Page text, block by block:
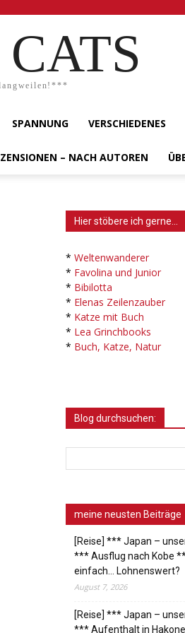
SPANNUNG VERSCHIEDENES
– NACH AUTOREN
Hier stöbere ich gerne…
* Weltenwanderer
* Favolina und Junior
* Bibilotta
* Elenas Zeilenzauber
* Katze mit Buch
* Lea Grinchbooks
* Buch, Katze, Natur
Blog durchsuchen:
meine neusten Beiträge
[Reise] *** Japan –
*** Ausflug nach Kobe
einfach… Lohnenswert?
August 7, 2026
[Reise] *** Japan –
*** Aufenthalt in